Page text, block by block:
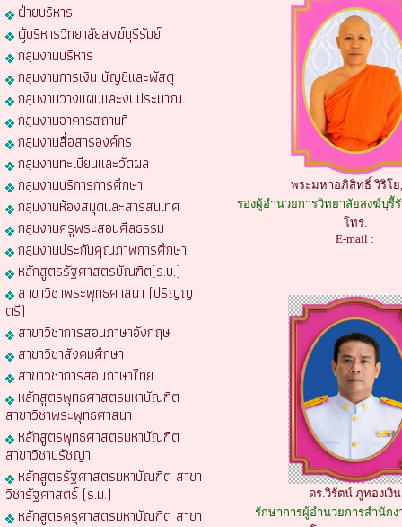
ฝ่ายบริหาร
ผู้บริหารวิทยาลัยสงฆ์บุรีรัมย์
กลุ่มงานบริหาร
กลุ่มงานการเงิน บัญชีและพัสดุ
กลุ่มงานวางแผนและงบประมาณ
กลุ่มงานอาคารสถานที่
กลุ่มงานสื่อสารองค์กร
กลุ่มงานทะเบียนและวัดผล
กลุ่มงานบริการการศึกษา
กลุ่มงานห้องสมุดและสารสนเทศ
กลุ่มงานครูพระสอนศีลธรรม
กลุ่มงานประกันคุณภาพการศึกษา
หลักสูตรรัฐศาสตรบัณฑิต(ร.บ.)
สาขาวิชาพระพุทธศาสนา (ปริญญา
ตรี)
สาขาวิชาการสอนภาษาอังกฤษ
สาขาวิชาสังคมศึกษา
สาขาวิชาการสอนภาษาไทย
หลักสูตรพุทธศาสตรมหาบัณฑิต
สาขาวิชาพระพุทธศาสนา
หลักสูตรพุทธศาสตรมหาบัณฑิต
สาขาวิชาปรัชญา
หลักสูตรรัฐศาสตรมหาบัณฑิต สาขา
วิชารัฐศาสตร์ (ร.ม.)
หลักสูตรครุศาสตรมหาบัณฑิต สาขา
พระมหาอภิสิทธิ์ วิริโย
รองผู้อำนวยการวิทยาลัยสงฆ์บุรีั
โทร.
E-mail :
ดร.วิรัตน์ ภูทองเงิน
รักษาการผู้อำนวยการสำนัก